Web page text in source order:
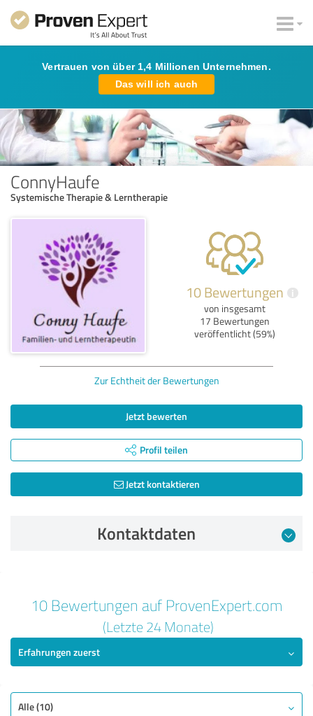
Vertrauen von über 1,4 Millionen Unternehmen.
Das will ich auch
ConnyHaufe
Systemische Therapie & Lerntherapie
10 Bewertungen i
von insgesamt
17 Bewertungen
veröffentlicht (59%)
Zur Echtheit der Bewertungen
Jetzt bewerten
Profil teilen
Jetzt kontaktieren
Kontaktdaten
SEHR GUT
Nutzen
10 Bewertungen auf ProvenExpert.com
(Letzte 24 Monate)
Erfahrungen zuerst
Alle (10)